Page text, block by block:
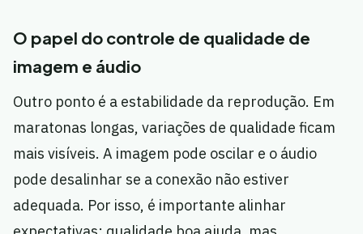
O papel do controle de qualidade de
imagem e áudio
Outro ponto é a estabilidade da reprodução. Em
maratonas longas, variações de qualidade ficam
mais visíveis. A imagem pode oscilar e o áudio
pode desalinhar se a conexão não estiver
adequada. Por isso, é importante alinhar